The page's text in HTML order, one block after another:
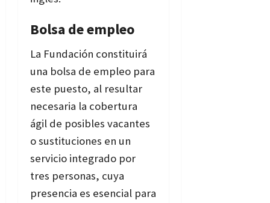
Bolsa de empleo
La Fundación constituirá
una bolsa de empleo para
este puesto, al resultar
necesaria la cobertura
ágil de posibles vacantes
o sustituciones en un
servicio integrado por
tres personas, cuya
presencia es esencial para